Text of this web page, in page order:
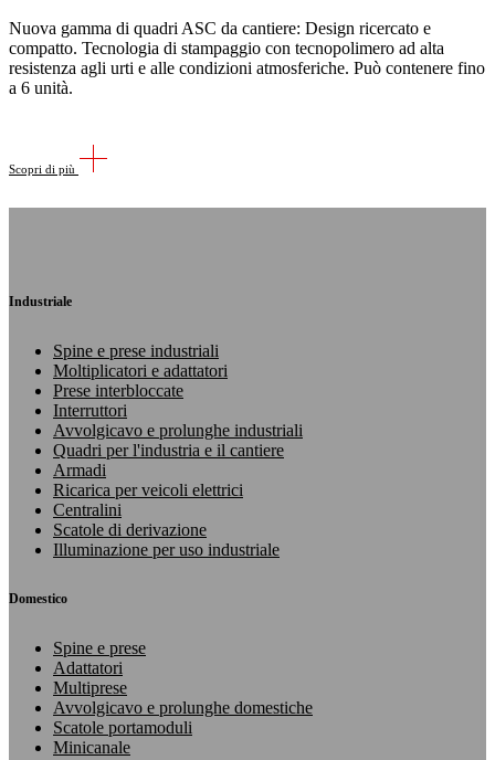
Nuova gamma di quadri ASC da cantiere: Design ricercato e
compatto. Tecnologia di stampaggio con tecnopolimero ad alta
resistenza agli urti e alle condizioni atmosferiche. Può contenere fino
a 6 unità.
Scopri di più
Industriale
Spine e prese industriali
Moltiplicatori e adattatori
Prese interbloccate
Interruttori
Avvolgicavo e prolunghe industriali
Quadri per l'industria e il cantiere
Armadi
Ricarica per veicoli elettrici
Centralini
Scatole di derivazione
Illuminazione per uso industriale
Domestico
Spine e prese
Adattatori
Multiprese
Avvolgicavo e prolunghe domestiche
Scatole portamoduli
Minicanale